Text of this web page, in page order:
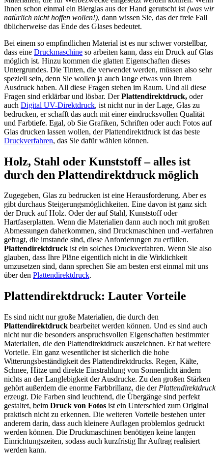
Ihnen schon einmal ein Bierglas aus der Hand gerutscht ist (was wir
natürlich nicht hoffen wollen!), dann wissen Sie, das der freie Fall
üblicherweise das Ende des Glases bedeutet.
Bei einem so empfindlichen Material ist es nur schwer vorstellbar,
dass eine Druckmaschine so arbeiten kann, dass ein Druck auf Glas
möglich ist. Hinzu kommen die glatten Eigenschaften dieses
Untergrundes. Die Tinten, die verwendet werden, müssen also sehr
speziell sein, denn Sie wollen ja auch lange etwas von Ihrem
Ausdruck haben. All diese Fragen stehen im Raum. Und all diese
Fragen sind erklärbar und lösbar. DerPlattendirektdruck, oder
auch Digital UV-Direktdruck, ist nicht nur in der Lage, Glas zu
bedrucken, er schafft das auch mit einer eindrucksvollen Qualität
und Farbtiefe. Egal, ob Sie Grafiken, Schriften oder auch Fotos auf
Glas drucken lassen wollen, der Plattendirektdruck ist das beste
Druckverfahren, das Sie dafür wählen können.
Holz, Stahl oder Kunststoff – alles ist
durch den Plattendirektdruck möglich
Zugegeben, Glas zu bedrucken ist eine Herausforderung. Aber es
gibt durchaus Steigerungsmöglichkeiten. Eine davon ist ganz sich
der Druck auf Holz. Oder der auf Stahl, Kunststoff oder
Hartfaserplatten. Wenn die Materialien dann auch noch mit großen
Abmessungen daherkommen, sind Druckmaschinen und -verfahren
gefragt, die imstande sind, diese Anforderungen zu erfüllen.
Plattendirektdruck ist ein solches Druckverfahren. Wenn Sie also
glauben, dass Ihre Pläne eigentlich nicht in die Wirklichkeit
umzusetzen sind, dann sprechen Sie am besten erst einmal mit uns
über den Plattendirektdruck.
Plattendirektdruck: Lauter Vorteile
Es sind nicht nur große Materialien, die durch den
Plattendirektdruck bearbeitet werden können. Und es sind auch
nicht nur die besonders anspruchsvollen Eigenschaften bestimmter
Materialien, die den Plattendirektdruck auszeichnen. Er hat weitere
Vorteile. Ein ganz wesentlicher ist sicherlich die hohe
Witterungsbeständigkeit des Plattendirektdrucks. Regen, Kälte,
Schnee, Hitze und direkte Einstrahlung von Sonnenlicht ändern
nichts an der Langlebigkeit der Ausdrucke. Zu den großen Stärken
gehört außerdem die enorme Farbbrillanz, die der Plattendirektdruck
erzeugt. Die Farben sind leuchtend, die Übergänge sind perfekt
gestaltet, beim Druck von Fotos ist ein Unterschied zum Original
praktisch nicht zu erkennen. Die weiteren Vorteile bestehen unter
anderem darin, dass auch kleinere Auflagen problemlos gedruckt
werden können. Die Druckmaschinen benötigen keine langen
Einrichtungszeiten, sodass auch kurzfristig Ihr Auftrag realisiert
werden kann.